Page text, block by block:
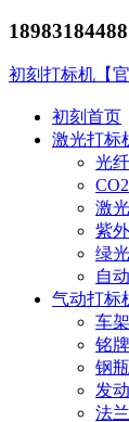
18983184488
初刻打标机【官
初刻首页
激光打标
光
激
紫
绿
自
气动打标
车
铭
钢
发
法